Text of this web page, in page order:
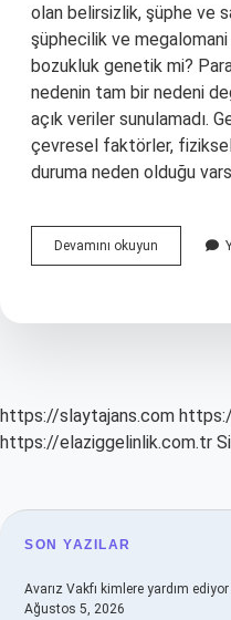
olan belirsizlik, şüphe ve
şüphecilik ve
bozukluk genetik mi?
nedenin tam bir nedeni
açık veriler sunulamadı.
çevresel faktörler,
duruma neden olduğu
Devamını okuyun Paranoid
Kişilik
Görülür
https://slaytajans.com
https://elaziggelinlik.com.tr
SIDEBAR
SON YAZILAR
Avarız Vakfı kimlere yardım ediyor
Ağustos 5, 2026